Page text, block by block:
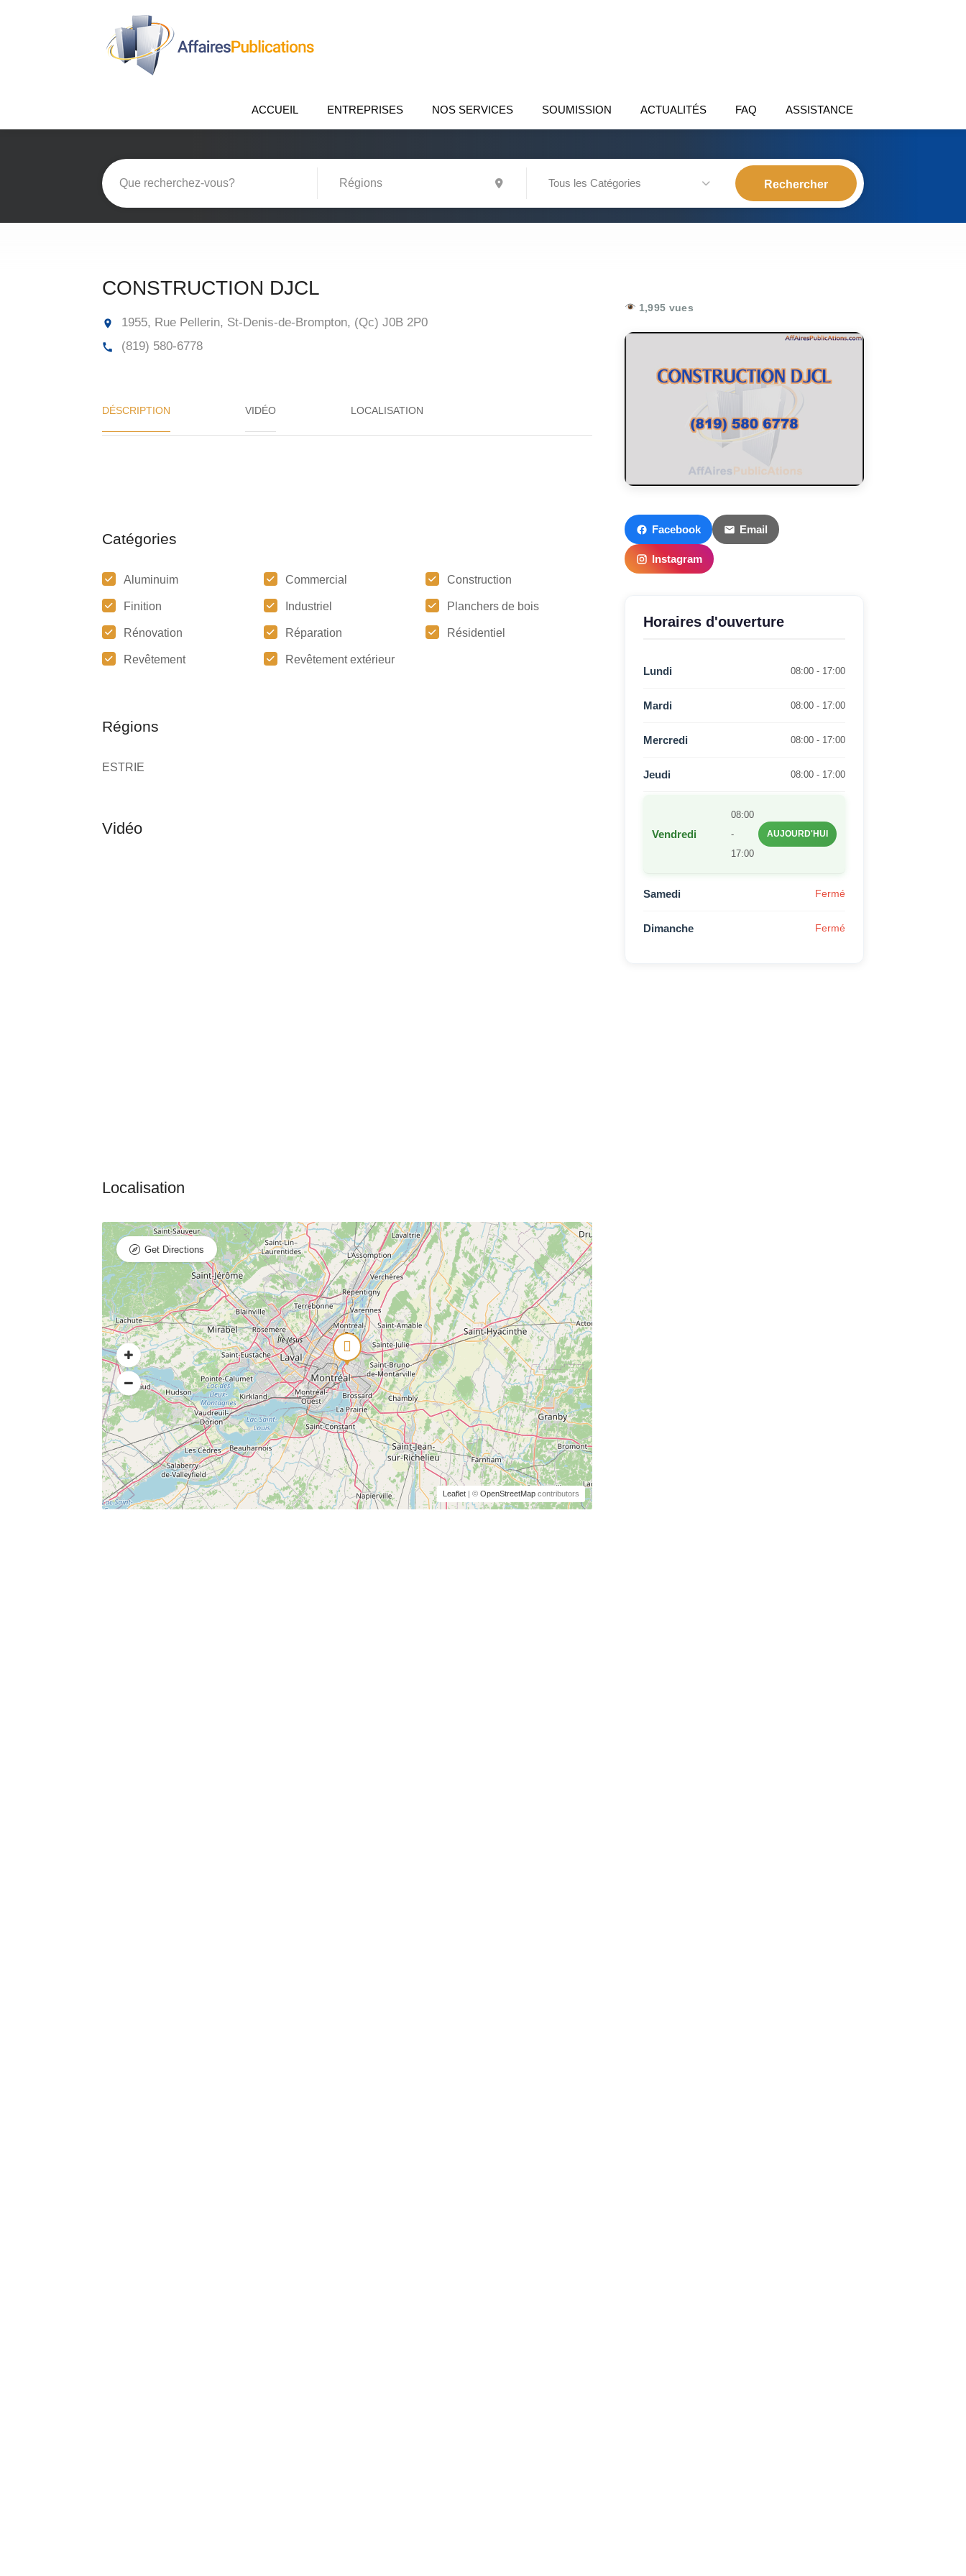
ACCUEIL ENTREPRISES NOS SERVICES SOUMISSION ACTUALITÉS FAQ ASSISTANCE
Tous les Catégories
CONSTRUCTION DJCL
1955, Rue Pellerin, St-Denis-de-Brompton, (Qc) J0B 2P0
(819) 580-6778
DÉSCRIPTION VIDÉO
Catégories
Aluminuim Commercial Construction
Finition Industriel Planchers de bois
Rénovation Réparation Résidentiel
Revêtement Revêtement extérieur
Régions
ESTRIE
Leaflet| © OpenStreetMapcontributors
Get Directions
1,995 vues
Facebook Email
Instagram
Horaires d'ouverture
Lundi 08:00 - 17:00
Mardi 08:00 - 17:00
Mercredi 08:00 - 17:00
Jeudi 08:00 - 17:00
Vendredi
08:00
-
17:00
AUJOURD'HUI
Samedi Fermé
Dimanche Fermé